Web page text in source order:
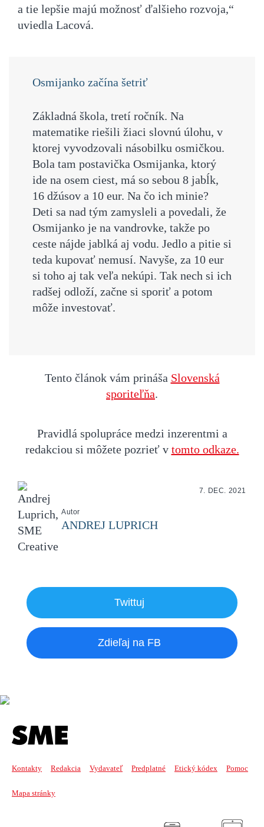
a tie lepšie majú možnosť ďalšieho rozvoja,“
uviedla Lacová.
Osmijanko začína šetriť
Základná škola, tretí ročník. Na
matematike riešili žiaci slovnú úlohu, v
ktorej vyvodzovali násobilku osmičkou.
Bola tam postavička Osmijanka, ktorý
ide na osem ciest, má so sebou 8 jabĺk,
16 džúsov a 10 eur. Na čo ich minie?
Deti sa nad tým zamysleli a povedali, že
Osmijanko je na vandrovke, takže po
ceste nájde jablká aj vodu. Jedlo a pitie si
teda kupovať nemusí. Navyše, za 10 eur
si toho aj tak veľa nekúpi. Tak nech si ich
radšej odloží, začne si sporiť a potom
môže investovať.
Tento článok vám prináša Slovenská
sporiteľňa.
Pravidlá spolupráce medzi inzerentmi a
redakciou si môžete pozrieť v tomto odkaze.
Autor
ANDREJ LUPRICH
7. DEC. 2021
Twittuj
Zdieľaj na FB
Kontakty Redakcia Vydavateľ Predplatné Etický kódex Pomoc
Mapa stránky